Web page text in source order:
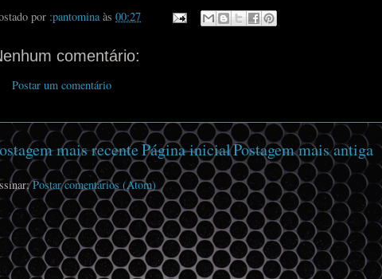
por :pantomina às 00:27
comentário:
Postar um comentário
mais recente Postagem mais antiga
Página inicial
Postar comentários (Atom)